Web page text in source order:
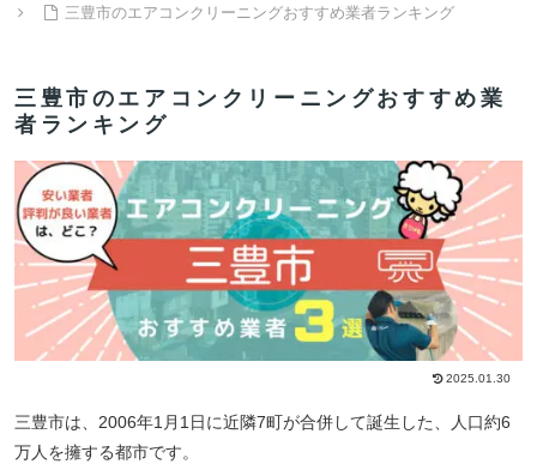
三豊市のエアコンクリーニングおすすめ業者ランキング
三豊市のエアコンクリーニングおすすめ業
者ランキング
2025.01.30
三豊市は、2006年1月1日に近隣7町が合併して誕生した、人口約6
万人を擁する都市です。